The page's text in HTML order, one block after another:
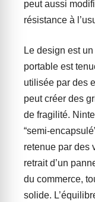
peut aussi
résistance à
Le design est
portable est
utilisée par des
peut créer des
de fragilité.
“semi-
retenue par des
retrait d’un
du commerce,
solide.